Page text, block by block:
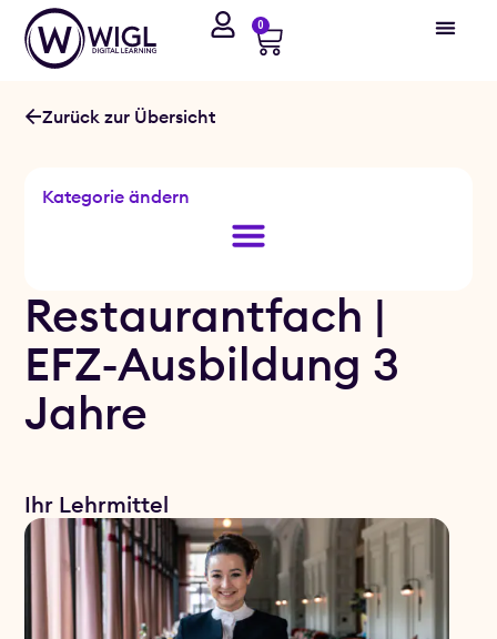
0
Zurück zur Übersicht
Kategorie ändern
Restaurantfach |
EFZ-Ausbildung 3
Jahre
Ihr Lehrmittel